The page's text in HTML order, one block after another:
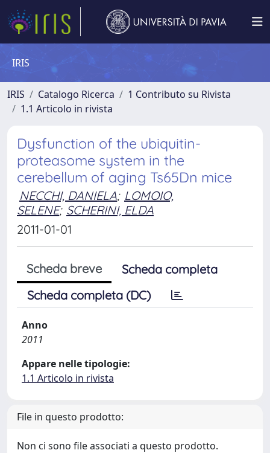
IRIS
IRIS Catalogo Ricerca
1 Contributo su Rivista
1.1 Articolo in rivista
Dysfunction of the ubiquitin-
proteasome system in the
cerebellum of aging Ts65Dn mice
NECCHI, DANIELA; LOMOIO,
SELENE; SCHERINI, ELDA
2011-01-01
Scheda breve
Scheda completa
Scheda completa (DC)
Anno
2011
Appare nelle tipologie:
1.1 Articolo in rivista
File in questo prodotto:
Non ci sono file associati a questo prodotto.